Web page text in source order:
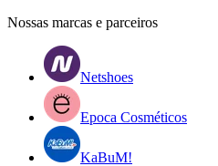
Nossas marcas e parceiros
Netshoes
Epoca Cosméticos
KaBuM!